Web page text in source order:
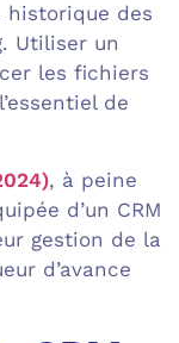
historique des
Utiliser un
les fichiers
de
, à peine
d’un CRM
gestion de la
d’avance